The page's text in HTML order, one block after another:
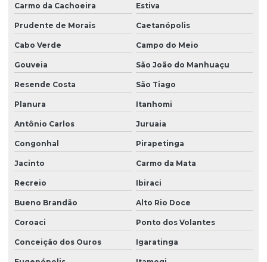
Carmo da Cachoeira Estiva
Prudente de Morais Caetanópolis
Cabo Verde Campo do Meio
Gouveia São João do Manhuaçu
Resende Costa São Tiago
Planura Itanhomi
Antônio Carlos Juruaia
Congonhal Pirapetinga
Jacinto Carmo da Mata
Recreio Ibiraci
Bueno Brandão Alto Rio Doce
Coroaci Ponto dos Volantes
Conceição dos Ouros Igaratinga